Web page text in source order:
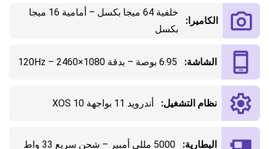
الكاميرا:
خلفية 64 ميجا بكسل – أمامية 16 ميجا
بكسل
الشاشة: 6.95 بوصة – بدقة 1080×2460 – 120Hz
نظام التشغيل: أندرويد 11 بواجهة XOS 10
البطارية: 5000 مللي أمبير – شحن سريع 33 واط